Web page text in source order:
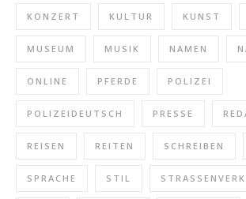
KONZERT KULTUR KUNST
MUSEUM MUSIK NAMEN
ONLINE PFERDE POLIZEI
POLIZEIDEUTSCH PRESSE
REISEN REITEN SCHREIBEN
SPRACHE STIL